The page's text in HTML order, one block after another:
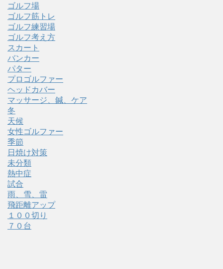
ゴルフ場
ゴルフ筋トレ
ゴルフ練習場
ゴルフ考え方
スカート
バンカー
パター
プロゴルファー
ヘッドカバー
マッサージ、鍼、ケア
冬
天候
女性ゴルファー
季節
日焼け対策
未分類
熱中症
試合
雨、雪、雷
飛距離アップ
１００切り
７０台